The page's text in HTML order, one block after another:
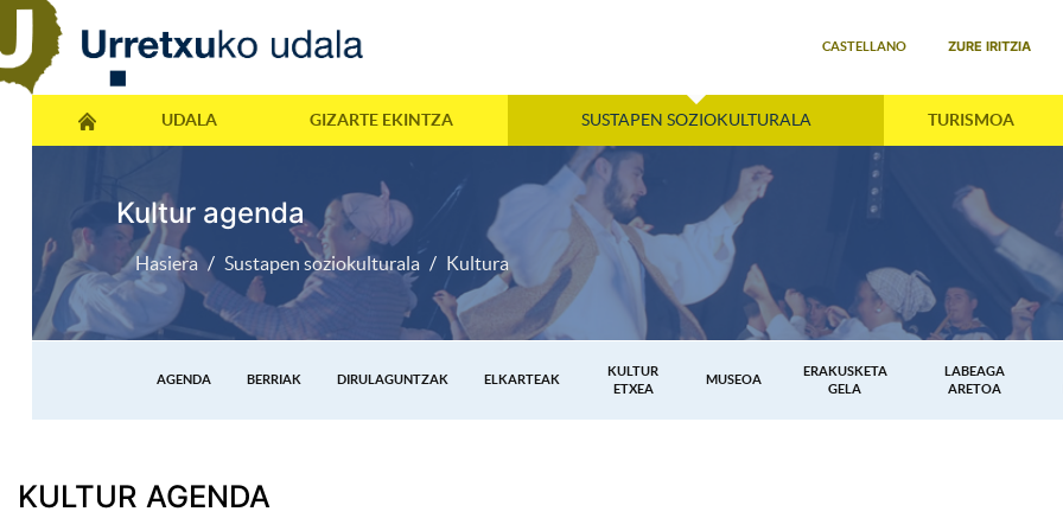
CASTELLANO ZURE IRITZIA
UDALA GIZARTE EKINTZA SUSTAPEN SOZIOKULTURALA TURISMOA
Kultur agenda
Hasiera Sustapen soziokulturala Kultura
AGENDA BERRIAK DIRULAGUNTZAK ELKARTEAK
KULTUR
ETXEA
MUSEOA
ERAKUSKETA
GELA
LABEAGA
ARETOA
KULTUR AGENDA